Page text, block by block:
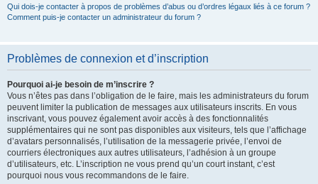
Qui dois-je contacter à propos de problèmes d’abus ou d’ordres légaux liés à ce forum ?
Comment puis-je contacter un administrateur du forum ?
Problèmes de connexion et d’inscription
Pourquoi ai-je besoin de m’inscrire ?
Vous n’êtes pas dans l’obligation de le faire, mais les administrateurs du forum
peuvent limiter la publication de messages aux utilisateurs inscrits. En vous
inscrivant, vous pouvez également avoir accès à des fonctionnalités
supplémentaires qui ne sont pas disponibles aux visiteurs, tels que l’affichage
d’avatars personnalisés, l’utilisation de la messagerie privée, l’envoi de
courriers électroniques aux autres utilisateurs, l’adhésion à un groupe
d’utilisateurs, etc. L’inscription ne vous prend qu’un court instant, c’est
pourquoi nous vous recommandons de le faire.